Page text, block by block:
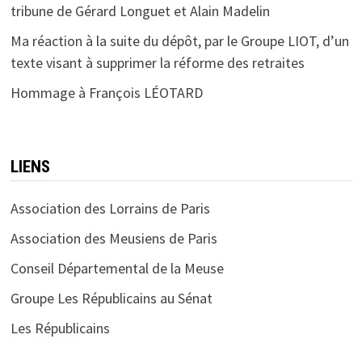
tribune de Gérard Longuet et Alain Madelin
Ma réaction à la suite du dépôt, par le Groupe LIOT, d’un
texte visant à supprimer la réforme des retraites
Hommage à François LÉOTARD
LIENS
Association des Lorrains de Paris
Association des Meusiens de Paris
Conseil Départemental de la Meuse
Groupe Les Républicains au Sénat
Les Républicains